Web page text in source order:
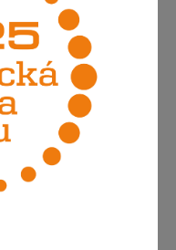
že ani ze
soudů nelze
pro určování výše
vysokou náhradu
zdůraznil, že
újma. V případě
dat ve
široký
se zabýval
osobní údaje
kterou patrně